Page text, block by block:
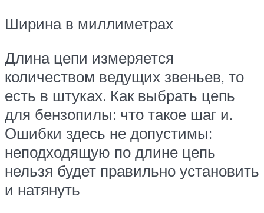
Ширина в миллиметрах
Длина цепи измеряется
количеством ведущих звеньев, то
есть в штуках. Как выбрать цепь
для бензопилы: что такое шаг и.
Ошибки здесь не допустимы:
неподходящую по длине цепь
нельзя будет правильно установить
и натянуть